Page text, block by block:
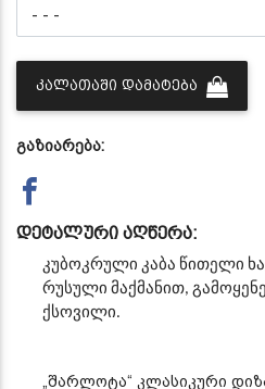
ᲙᲐᲚᲐᲗᲐᲨᲘ ᲓᲐᲛᲐᲢᲔᲑᲐ
გაზიარება:
დეტალური აღწერა:
კუბოკრული კაბა წითელი
რუსული მაქმანით,
ქსოვილი.
„შარლოტა“ კლასიკური